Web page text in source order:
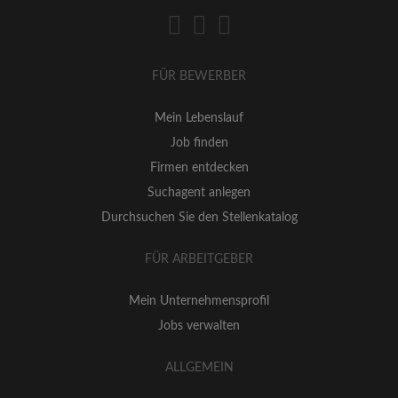
FÜR BEWERBER
Mein Lebenslauf
Job finden
Firmen entdecken
Suchagent anlegen
Durchsuchen Sie den Stellenkatalog
FÜR ARBEITGEBER
Mein Unternehmensprofil
Jobs verwalten
ALLGEMEIN